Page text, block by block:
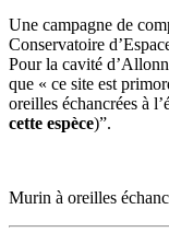
Une campagne de
Conservatoire
Pour la cavité
que « ce site est
oreilles échancrées à
cette espèce)”.
Murin à oreilles